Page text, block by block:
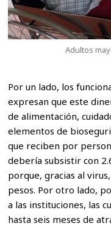
Adultos
Por un lado, los
expresan que este
de alimentación,
elementos de
que reciben por
debería subsistir con
porque, gracias al
pesos. Por otro lado,
a las instituciones, las
hasta seis meses de